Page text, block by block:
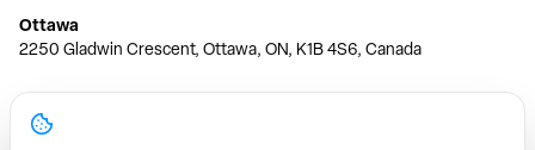
Ottawa
2250 Gladwin Crescent, Ottawa, ON, K1B 4S6, Canada
Toronto
150 Ferrand Dr, 6th Floor, Toronto, ON, M3C 3E5, Canada